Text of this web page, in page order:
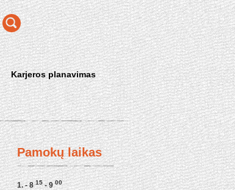
Karjeros planavimas
Pamokų laikas
1. - 815- 900